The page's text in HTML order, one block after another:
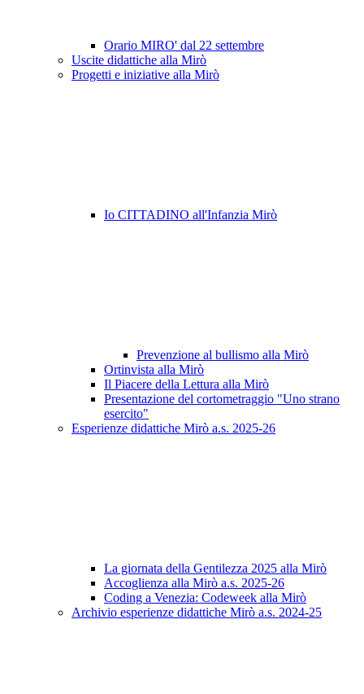
Orario MIRO' dal 22 settembre
Uscite didattiche alla Mirò
Progetti e iniziative alla Mirò
Io CITTADINO all'Infanzia Mirò
Prevenzione al bullismo alla Mirò
Ortinvista alla Mirò
Il Piacere della Lettura alla Mirò
Presentazione del cortometraggio "Uno strano
esercito"
Esperienze didattiche Mirò a.s. 2025-26
La giornata della Gentilezza 2025 alla Mirò
Accoglienza alla Mirò a.s. 2025-26
Coding a Venezia: Codeweek alla Mirò
Archivio esperienze didattiche Mirò a.s. 2024-25